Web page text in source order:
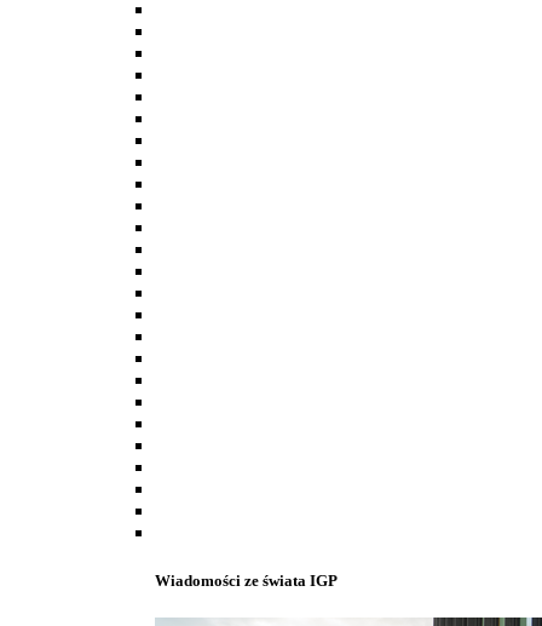
Wiadomości ze świata IGP